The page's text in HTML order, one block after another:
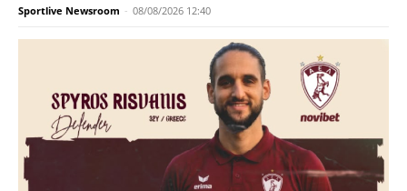
Sportlive Newsroom - 08/08/2026 12:40